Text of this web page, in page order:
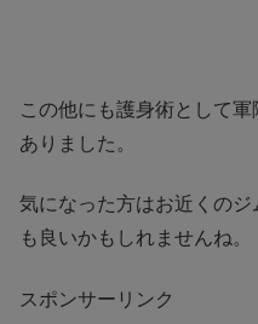
この他にも護身術として
ありました。
気になった方はお近くの
も良いかもしれませんね。
スポンサーリンク